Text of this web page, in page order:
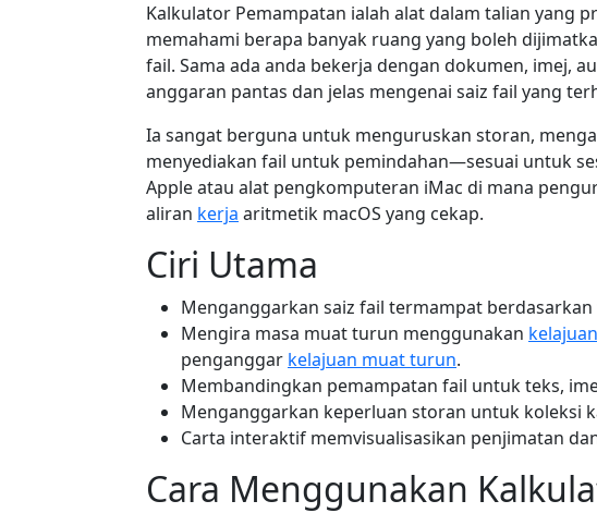
Kalkulator Pemampatan ialah alat dalam talian yang
memahami berapa banyak ruang yang boleh
fail. Sama ada anda bekerja dengan dokumen, imej,
anggaran pantas dan jelas mengenai saiz fail yang
Ia sangat berguna untuk menguruskan storan,
menyediakan fail untuk pemindahan—sesuai untuk
Apple atau alat pengkomputeran iMac di mana
aliran kerja aritmetik macOS yang cekap.
Ciri Utama
Menganggarkan saiz fail termampat
Mengira masa muat turun menggunakan kelajuan
penganggar kelajuan muat turun.
Membandingkan pemampatan fail untuk teks,
Menganggarkan keperluan storan untuk koleksi
Carta interaktif memvisualisasikan penjimatan
Cara Menggunakan